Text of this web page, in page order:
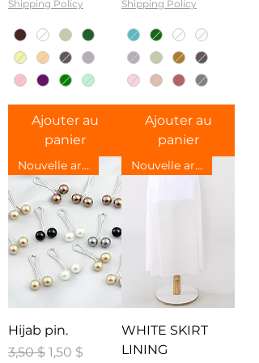
Shipping Policy
Ajouter au
panier
Shipping Policy
Ajouter au
panier
Nouvelle arrivee
Hijab pin.
Prix original
3,50 $ Prix promotionnel
1,50 $
Nouvelle arrivee
WHITE SKIRT
LINING